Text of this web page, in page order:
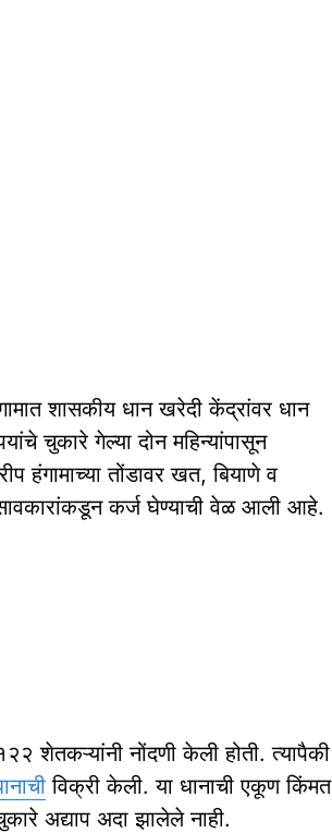
शासकीय धान खरेदी केंद्रांवर धान
चुकारे गेल्या दोन महिन्यांपासून
तोंडावर खत, बियाणे व
कर्ज घेण्याची वेळ आली आहे.
शेतकऱ्यांनी नोंदणी केली होती. त्यापैकी
विक्री केली. या धानाची एकूण किंमत
अद्याप अदा झालेले नाही.